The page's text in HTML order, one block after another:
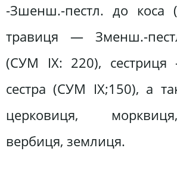
-Зшенш.-пестл. до коса
травиця — Зменш.-
(СУМ ІХ: 220),
сестра (СУМ IX;150), а
церковиця,
вербиця, землиця.